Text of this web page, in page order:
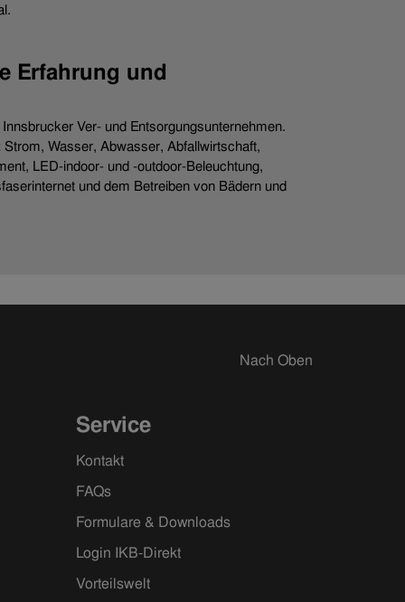
Erfahrung und
Ver- und Entsorgungsunternehmen.
Wasser, Abwasser, Abfallwirtschaft,
LED-indoor- und -outdoor-Beleuchtung,
und dem Betreiben von Bädern und
Nach Oben
Service
Kontakt
FAQs
Formulare & Downloads
Login IKB-Direkt
Vorteilswelt